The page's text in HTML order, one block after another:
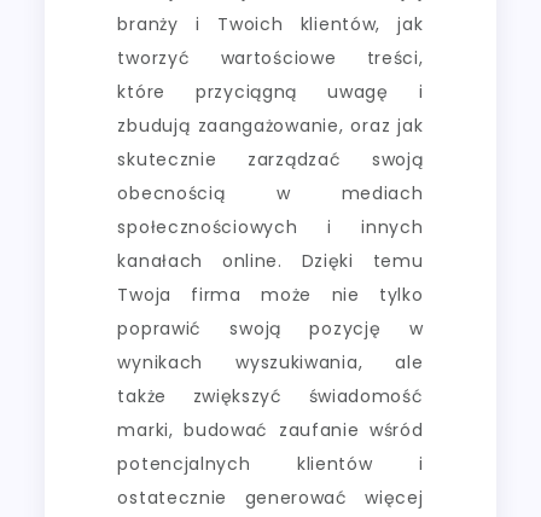
branży i Twoich klientów, jak
tworzyć wartościowe treści,
które przyciągną uwagę i
zbudują zaangażowanie, oraz jak
skutecznie zarządzać swoją
obecnością w mediach
społecznościowych i innych
kanałach online. Dzięki temu
Twoja firma może nie tylko
poprawić swoją pozycję w
wynikach wyszukiwania, ale
także zwiększyć świadomość
marki, budować zaufanie wśród
potencjalnych klientów i
ostatecznie generować więcej